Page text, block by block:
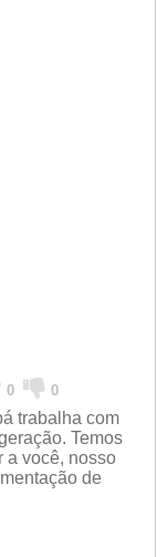
0 0
trabalha com
Temos
a você, nosso
de